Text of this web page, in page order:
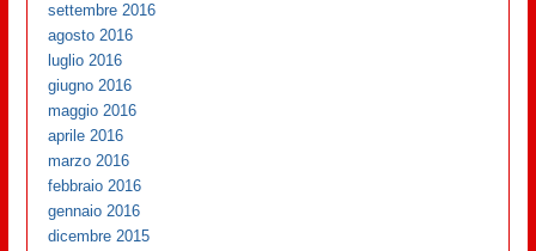
settembre 2016
agosto 2016
luglio 2016
giugno 2016
maggio 2016
aprile 2016
marzo 2016
febbraio 2016
gennaio 2016
dicembre 2015